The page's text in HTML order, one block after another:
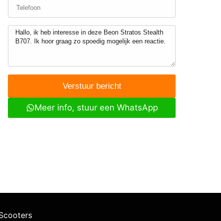
Verstuur bericht
Meer info, stuur een WhatsApp